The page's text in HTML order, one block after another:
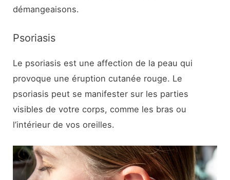
démangeaisons.
Psoriasis
Le psoriasis est une affection de la peau qui
provoque une éruption cutanée rouge. Le
psoriasis peut se manifester sur les parties
visibles de votre corps, comme les bras ou
l’intérieur de vos oreilles.